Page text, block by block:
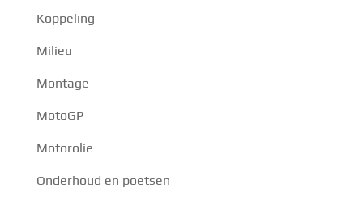
Koppeling
Milieu
Montage
MotoGP
Motorolie
Onderhoud en poetsen